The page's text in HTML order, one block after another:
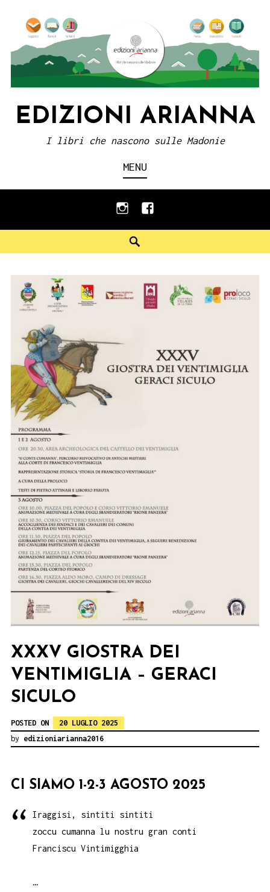
content
EDIZIONI ARIANNA
I libri che nascono sulle Madonie
MENU
instagramfacebook
XXXV GIOSTRA DEI
VENTIMIGLIA – GERACI
SICULO
POSTED ON
20 LUGLIO 2025
by edizioniarianna2016
CI SIAMO 1-2-3 AGOSTO 2025
Iraggisi, sintiti sintiti
zoccu cumanna lu nostru gran conti
Franciscu Vintimigghia
…